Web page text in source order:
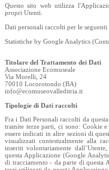
Questo sito web utilizza
propri Utenti.
Dati personali raccolti per le
Statistiche by Google Analytics
Titolare del Trattamento dei Dati
Associazione Ecomuseale
Via Morelli, 24
70010 Locorotondo (BA)
info@ecomuseovalleditria.it
Tipologie di Dati raccolti
Fra i Dati Personali raccolti da
tramite terze parti, ci sono: Cookie
essere indicati in altre sezioni di
visualizzati contestualmente alla
inseriti volontariamente
questa Applicazione (Google
di tracciamento - da parte di questa